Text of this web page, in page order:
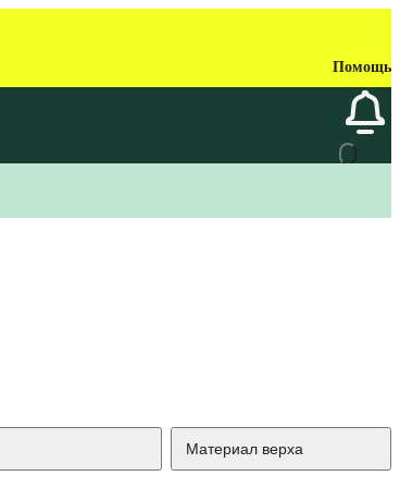
Помощь
Материал верха